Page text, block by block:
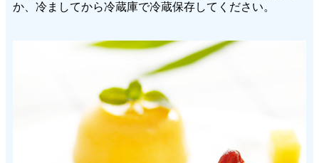
か、冷ましてから冷蔵庫で冷蔵保存してください。